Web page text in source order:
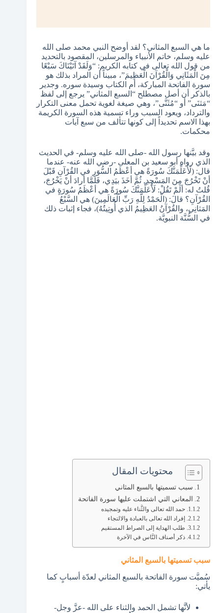
ما هي السبع المثاني؟ لقد أوضح النبي محمد صلى الله
عليه وسلم، خاتم الأنبياء والمرسلين، المقصود بالتحديد
من قول الله تعالى في كتابه الكريم: “وَلَقَدْ آتَيْنَاكَ سَبْعًا
مِنَ الْمَثَانِي وَالْقُرْآنَ الْعَظِيمَ”، مبيناً أن المراد بذلك هو
سورة الفاتحة المباركة، أم الكتاب وسيدة سوره. وجدير
بالذكر أن أصل مصطلح “السبع المثاني” يرجع إلى لفظ
“مَثنَى” أو “مُثَنَّى”، وهي صيغة لغوية تحمل معنى التكرار
والترداد، ويعود السبب وراء تسمية هذه السورة الكريمة
بهذا الاسم تحديداً إلى كونها تتألف من سبع آيات
محكمات.
وقد بيَّنها رسول الله -صلى الله عليه وسلم- في الحديث
الذي رواه أبو سعيد بن المعلى -رضي الله عنه- عندما
قال: (لَأُعَلِّمَنَّكَ سُورَةً هي أعْظَمُ السُّوَرِ في القُرْآنِ قَبْلَ
أنْ تَخْرُجَ مِنَ المَسْجِدِ. ثُمَّ أخَذَ بيَدِي، فَلَمَّا أرادَ أنْ يَخْرُجَ،
قُلتُ له: ألَمْ تَقُلْ: لَأُعَلِّمَنَّكَ سُورَةً هي أعْظَمُ سُورَةٍ في
القُرْآنِ؟ قالَ: (الْحَمْدُ لِلَّهِ رَبِّ الْعَالَمِينَ) هي السَّبْعُ
المَثانِي، والقُرْآنُ العَظِيمُ الذي أُوتِيتُهُ)، فجاء إثبات ذلك
في السُّنَّة النبويَّة.
محتويات المقال
سبب تسميتها بالسبع المثاني
المعاني التي اشتملت عليها سورة الفاتحة
حمد الله تعالى والثَّناء عليه وتمجيده
إفراد الله تعالى بالعبادة والالتجاء
طلب الهداية إلى الصراط المستقيم
ذكر أصناف النَّاس في الآخرة
سبب تسميتها بالسبع المثاني
سُميَّت سورة الفاتحة بالسبع المثاني لعدّة أسبابٍ كما
يأتي:
لأنَّها تشمل الحمد والثناء على الله -عزَّ وجل-